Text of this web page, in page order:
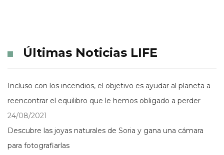
Últimas Noticias LIFE
Incluso con los incendios, el objetivo es ayudar al planeta a
reencontrar el equilibro que le hemos obligado a perder
24/08/2021
Descubre las joyas naturales de Soria y gana una cámara
para fotografiarlas